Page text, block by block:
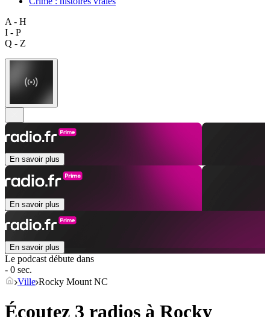
A - H
I - P
Q - Z
En savoir plus
En savoir plus
En savoir plus
Le podcast débute dans
- 0 sec.
Ville Rocky Mount NC
Écoutez 3 radios à Rocky